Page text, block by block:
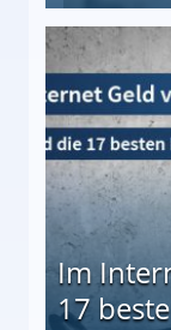
besten
Im
17